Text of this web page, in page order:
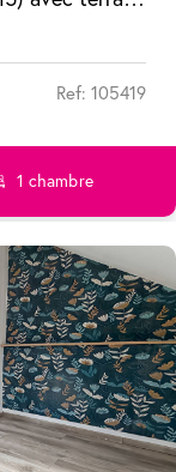
Ref: 105419
1 chambre